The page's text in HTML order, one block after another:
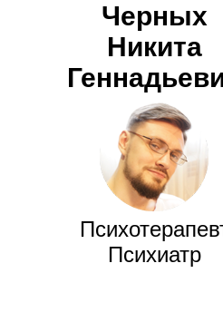
Черных
Никита
Психиатр